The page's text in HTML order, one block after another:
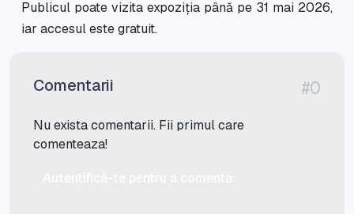
Publicul poate vizita expoziția până pe 31 mai 2026,
iar accesul este gratuit.
Comentarii #0
Nu exista comentarii. Fii primul care
comenteaza!